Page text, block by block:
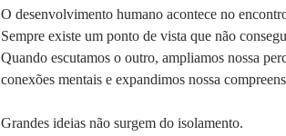
O desenvolvimento humano acontece no
Sempre existe um ponto de vista que não
Quando escutamos o outro, ampliamos nossa
conexões mentais e expandimos nossa
Grandes ideias não surgem do isolamento.